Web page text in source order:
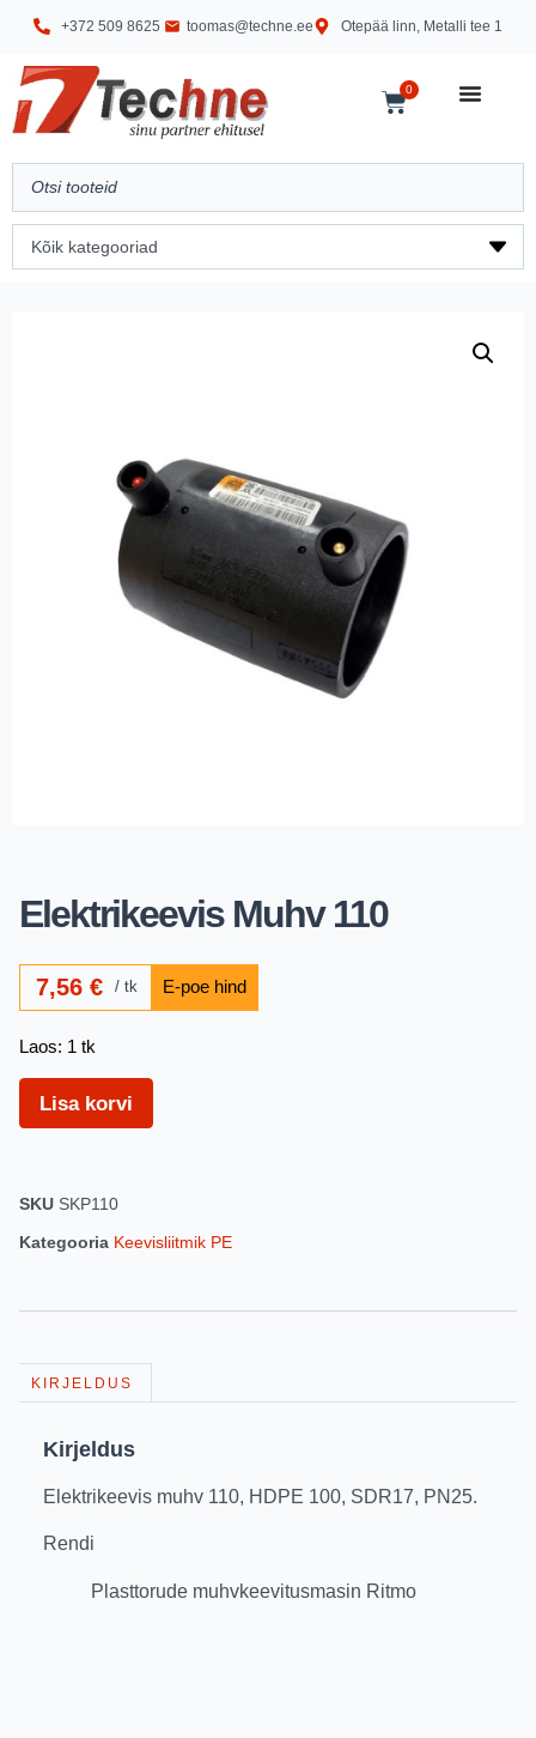
+372 509 8625 toomas@techne.ee Otepää linn, Metalli tee 1
0
Elektrikeevis Muhv 110
7,56€ tk
Laos: 1 tk
Lisa korvi
SKU SKP110
Kategooria Keevisliitmik PE
KIRJELDUS
Kirjeldus
Elektrikeevis muhv 110, HDPE 100, SDR17, PN25.
Rendi
Plasttorude muhvkeevitusmasin Ritmo